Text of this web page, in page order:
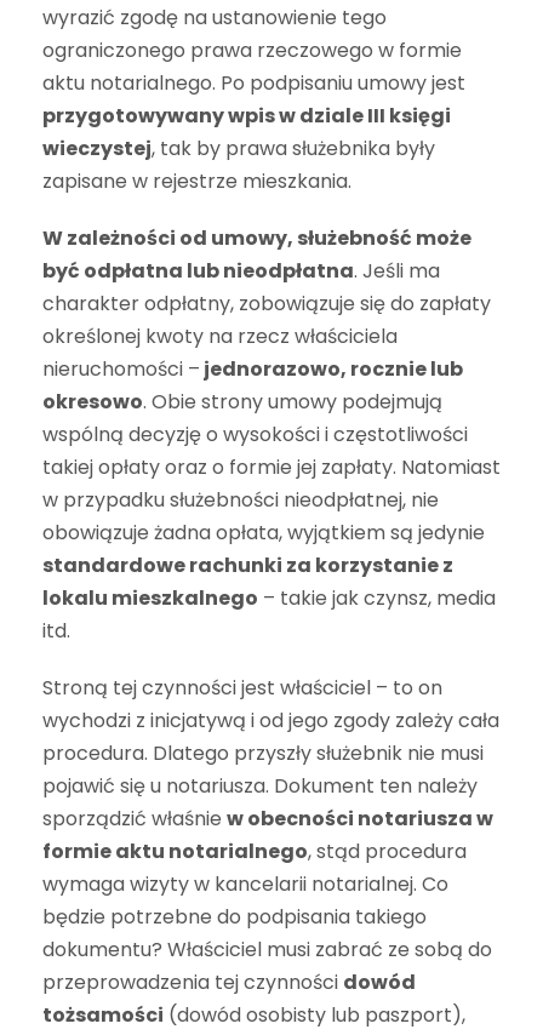
wyrazić zgodę na ustanowienie tego
ograniczonego prawa rzeczowego w formie
aktu notarialnego. Po podpisaniu umowy jest
przygotowywany wpis w dziale III księgi
wieczystej, tak by prawa służebnika były
zapisane w rejestrze mieszkania.
W zależności od umowy, służebność może
być odpłatna lub nieodpłatna. Jeśli ma
charakter odpłatny, zobowiązuje się do zapłaty
określonej kwoty na rzecz właściciela
nieruchomości – jednorazowo, rocznie lub
okresowo. Obie strony umowy podejmują
wspólną decyzję o wysokości i częstotliwości
takiej opłaty oraz o formie jej zapłaty. Natomiast
w przypadku służebności nieodpłatnej, nie
obowiązuje żadna opłata, wyjątkiem są jedynie
standardowe rachunki za korzystanie z
lokalu mieszkalnego – takie jak czynsz, media
itd.
Stroną tej czynności jest właściciel – to on
wychodzi z inicjatywą i od jego zgody zależy cała
procedura. Dlatego przyszły służebnik nie musi
pojawić się u notariusza. Dokument ten należy
sporządzić właśnie w obecności notariusza w
formie aktu notarialnego, stąd procedura
wymaga wizyty w kancelarii notarialnej. Co
będzie potrzebne do podpisania takiego
dokumentu? Właściciel musi zabrać ze sobą do
przeprowadzenia tej czynności dowód
tożsamości (dowód osobisty lub paszport),